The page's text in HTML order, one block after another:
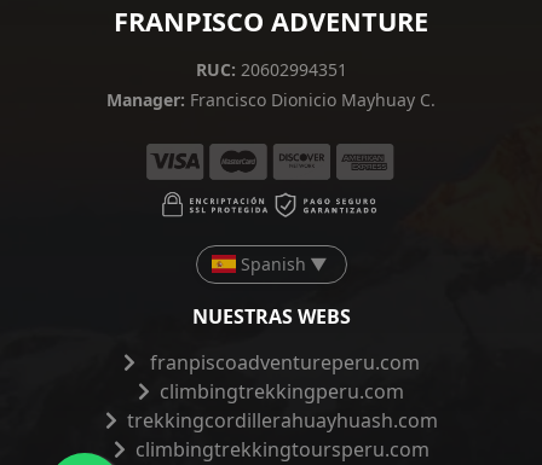
FRANPISCO ADVENTURE
RUC: 20602994351
Manager: Francisco Dionicio Mayhuay C.
Spanish ▼
NUESTRAS WEBS
franpiscoadventureperu.com
climbingtrekkingperu.com
trekkingcordillerahuayhuash.com
climbingtrekkingtoursperu.com